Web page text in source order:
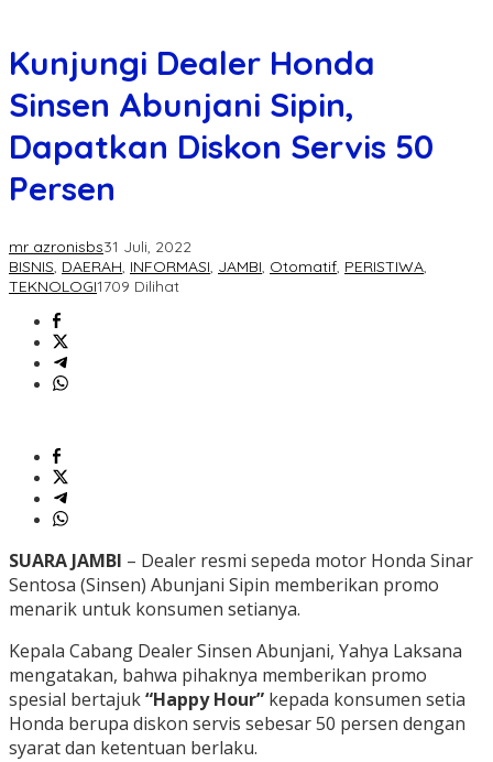
Kunjungi Dealer Honda
Sinsen Abunjani Sipin,
Dapatkan Diskon Servis 50
Persen
mr azronisbs31 Juli, 2022
BISNIS, DAERAH, INFORMASI, JAMBI, Otomatif, PERISTIWA,
TEKNOLOGI1709 Dilihat
SUARA JAMBI – Dealer resmi sepeda motor Honda Sinar
Sentosa (Sinsen) Abunjani Sipin memberikan promo
menarik untuk konsumen setianya.
Kepala Cabang Dealer Sinsen Abunjani, Yahya Laksana
mengatakan, bahwa pihaknya memberikan promo
spesial bertajuk“Happy Hour” kepada konsumen setia
Honda berupa diskon servis sebesar 50 persen dengan
syarat dan ketentuan berlaku.